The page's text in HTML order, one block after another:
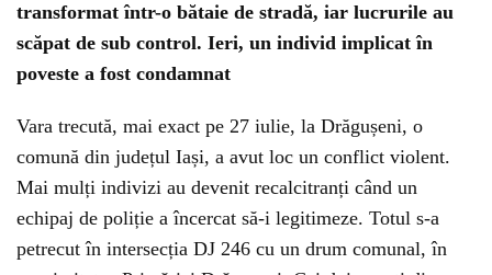
transformat într-o bătaie de stradă, iar lucrurile au
scăpat de sub control. Ieri, un individ implicat în
poveste a fost condamnat
Vara trecută, mai exact pe 27 iulie, la Drăgușeni, o
comună din județul Iași, a avut loc un conflict violent.
Mai mulți indivizi au devenit recalcitranți când un
echipaj de poliție a încercat să-i legitimeze. Totul s-a
petrecut în intersecția DJ 246 cu un drum comunal, în